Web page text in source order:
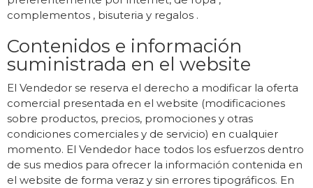
complementos , bisuteria y regalos .
Contenidos e información
suministrada en el website
El Vendedor se reserva el derecho a modificar la oferta
comercial presentada en el website (modificaciones
sobre productos, precios, promociones y otras
condiciones comerciales y de servicio) en cualquier
momento. El Vendedor hace todos los esfuerzos dentro
de sus medios para ofrecer la información contenida en
el website de forma veraz y sin errores tipográficos. En